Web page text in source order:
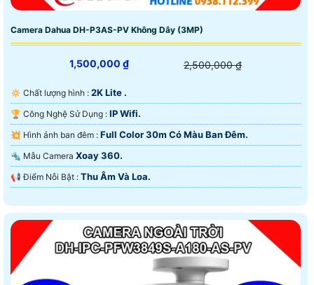
Camera Dahua DH-P3AS-PV Không Dây (3MP)
1,500,000 ₫ 2,500,000 ₫
🔅 Chất lượng hình : 2K Lite .
🏆 Công Nghệ Sử Dụng : IP Wifi.
💥 Hình ảnh ban đêm : Full Color 30m Có Màu Ban Ðêm.
🔩 Mẫu Camera Xoay 360.
️📢 Điểm Nỗi Bật : Thu Âm Và Loa.